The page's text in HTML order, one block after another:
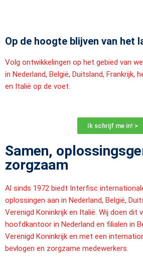
Op de hoogte blijven van het
Volg ontwikkelingen op het gebied van
in Nederland, België, Duitsland, Frankrijk,
en Italië op de voet.
Ik schrijf me in! >
Samen,
zorgzaam
Al sinds 1972 biedt Interfisc
oplossingen aan in Nederland, België,
Verenigd Koninkrijk en Italië. Wij doen dit
hoofdkantoor in Nederland en filialen in
Verenigd Koninkrijk en met een
bevlogen en zorgzame medewerkers.